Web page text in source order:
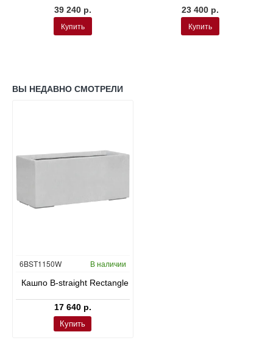
39 240 р.
Купить
23 400 р.
Купить
ВЫ НЕДАВНО СМОТРЕЛИ
Окраска по RAL
6BST1150W В наличии
Кашпо B-straight Rectangle
17 640 р.
Купить